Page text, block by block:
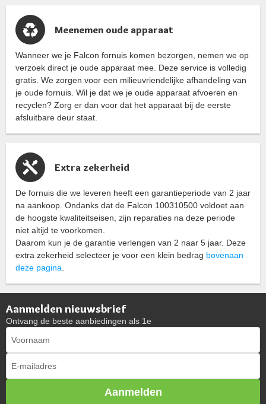
Meenemen oude apparaat
Wanneer we je Falcon fornuis komen bezorgen, nemen we op
verzoek direct je oude apparaat mee. Deze service is volledig
gratis. We zorgen voor een milieuvriendelijke afhandeling van
je oude fornuis. Wil je dat we je oude apparaat afvoeren en
recyclen? Zorg er dan voor dat het apparaat bij de eerste
afsluitbare deur staat.
Extra zekerheid
De fornuis die we leveren heeft een garantieperiode van 2 jaar
na aankoop. Ondanks dat de Falcon 100310500 voldoet aan
de hoogste kwaliteitseisen, zijn reparaties na deze periode
niet altijd te voorkomen.
Daarom kun je de garantie verlengen van 2 naar 5 jaar. Deze
extra zekerheid selecteer je voor een klein bedrag bovenaan
deze pagina.
Aanmelden nieuwsbrief
Ontvang de beste aanbiedingen als 1e
Aanmelden